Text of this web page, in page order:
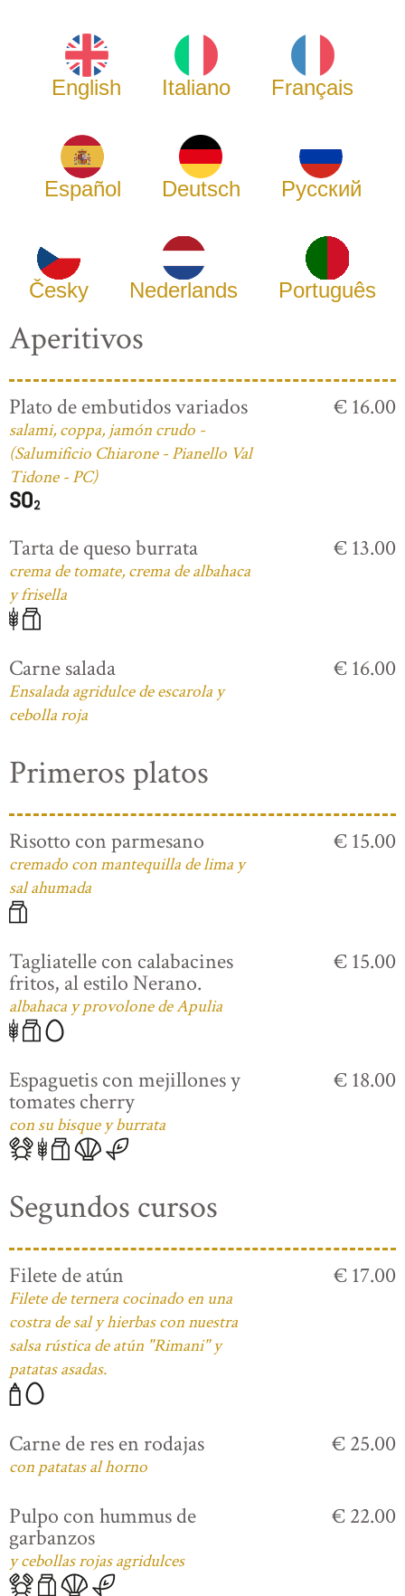
English Italiano Français
Español Deutsch Русский
Česky Nederlands Português
Aperitivos
Plato de embutidos variados
salami, coppa, jamón crudo -
(Salumificio Chiarone - Pianello Val
Tidone - PC)
€ 16.00
Tarta de queso burrata
crema de tomate, crema de albahaca
y frisella
€ 13.00
Carne salada
Ensalada agridulce de escarola y
cebolla roja
€ 16.00
Primeros platos
Risotto con parmesano
cremado con mantequilla de lima y
sal ahumada
€ 15.00
Tagliatelle con calabacines
fritos, al estilo Nerano.
albahaca y provolone de Apulia
€ 15.00
Espaguetis con mejillones y
tomates cherry
con su bisque y burrata
€ 18.00
Segundos cursos
Filete de atún
Filete de ternera cocinado en una
costra de sal y hierbas con nuestra
salsa rústica de atún "Rimani" y
patatas asadas.
€ 17.00
Carne de res en rodajas
con patatas al horno
€ 25.00
Pulpo con hummus de
garbanzos
y cebollas rojas agridulces
€ 22.00